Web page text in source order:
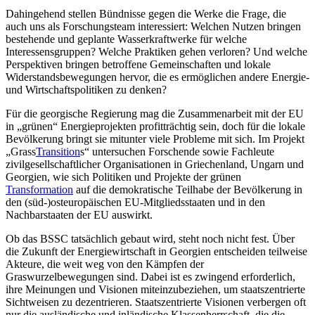
Dahingehend stellen Bündnisse gegen die Werke die Frage, die
auch uns als Forschungsteam interessiert: Welchen Nutzen bringen
bestehende und geplante Wasserkraftwerke für welche
Interessensgruppen? Welche Praktiken gehen verloren? Und welche
Perspektiven bringen betroffene Gemeinschaften und lokale
Widerstandsbewegungen hervor, die es ermöglichen andere Energie-
und Wirtschaftspolitiken zu denken?
Für die georgische Regierung mag die Zusammenarbeit mit der EU
in „grünen“ Energieprojekten profitträchtig sein, doch für die lokale
Bevölkerung bringt sie mitunter viele Probleme mit sich. Im Projekt
„GrassTransitions“ untersuchen Forschende sowie Fachleute
zivilgesellschaftlicher Organisationen in Griechenland, Ungarn und
Georgien, wie sich Politiken und Projekte der grünen
Transformation auf die demokratische Teilhabe der Bevölkerung in
den (süd-)osteuropäischen EU-Mitgliedsstaaten und in den
Nachbarstaaten der EU auswirkt.
Ob das BSSC tatsächlich gebaut wird, steht noch nicht fest. Über
die Zukunft der Energiewirtschaft in Georgien entscheiden teilweise
Akteure, die weit weg von den Kämpfen der
Graswurzelbewegungen sind. Dabei ist es zwingend erforderlich,
ihre Meinungen und Visionen miteinzubeziehen, um staatszentrierte
Sichtweisen zu dezentrieren. Staatszentrierte Visionen verbergen oft